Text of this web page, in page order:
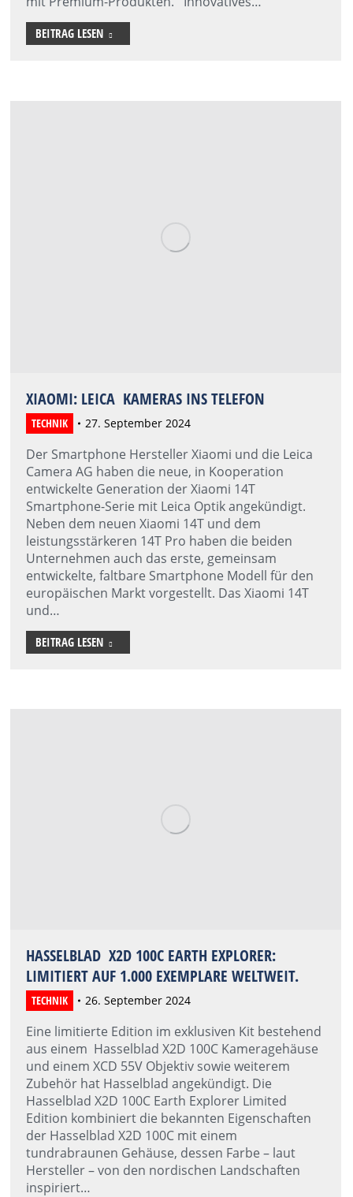
BEITRAG LESEN
XIAOMI: LEICA KAMERAS INS TELEFON
TECHNIK 27. September 2024
Der Smartphone Hersteller Xiaomi und die Leica
Camera AG haben die neue, in Kooperation
entwickelte Generation der Xiaomi 14T
Smartphone-Serie mit Leica Optik angekündigt.
Neben dem neuen Xiaomi 14T und dem
leistungsstärkeren 14T Pro haben die beiden
Unternehmen auch das erste, gemeinsam
entwickelte, faltbare Smartphone Modell für den
europäischen Markt vorgestellt. Das Xiaomi 14T
und…
BEITRAG LESEN
HASSELBLAD X2D 100C EARTH EXPLORER:
LIMITIERT AUF 1.000 EXEMPLARE WELTWEIT.
TECHNIK 26. September 2024
Eine limitierte Edition im exklusiven Kit bestehend
aus einem Hasselblad X2D 100C Kameragehäuse
und einem XCD 55V Objektiv sowie weiterem
Zubehör hat Hasselblad angekündigt. Die
Hasselblad X2D 100C Earth Explorer Limited
Edition kombiniert die bekannten Eigenschaften
der Hasselblad X2D 100C mit einem
tundrabraunen Gehäuse, dessen Farbe – laut
Hersteller – von den nordischen Landschaften
inspiriert…